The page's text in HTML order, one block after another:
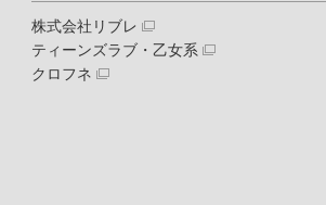
株式会社リブレ
ティーンズラブ・乙女系
クロフネ